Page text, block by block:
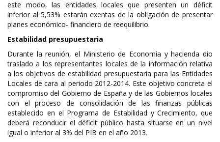
este modo, las entidades locales que presenten un déficit
inferior al 5,53% estarán exentas de la obligación de presentar
planes económico- financiero de reequilibrio.
Estabilidad presupuestaria
Durante la reunión, el Ministerio de Economía y hacienda dio
traslado a los representantes locales de la información relativa
a los objetivos de estabilidad presupuestaria para las Entidades
Locales de cara al periodo 2012-2014. Este objetivo concreta el
compromiso del Gobierno de España y de las Gobiernos locales
con el proceso de consolidación de las finanzas públicas
establecido en el Programa de Estabilidad y Crecimiento, que
deberá reconducir el déficit público hasta situarse en un nivel
igual o inferior al 3% del PIB en el año 2013.